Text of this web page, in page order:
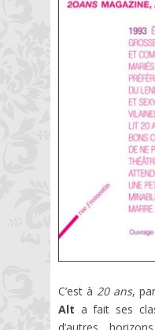
C’est à 20 ans,
Alt a fait ses